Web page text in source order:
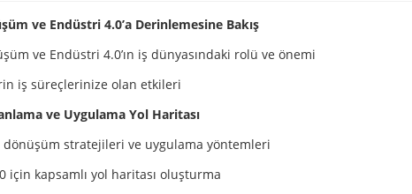
ve Endüstri 4.0’a Derinlemesine Bakış
ve Endüstri 4.0’ın iş dünyasındaki rolü ve önemi
iş süreçlerinize olan etkileri
ve Uygulama Yol Haritası
stratejileri ve uygulama yöntemleri
için kapsamlı yol haritası oluşturma